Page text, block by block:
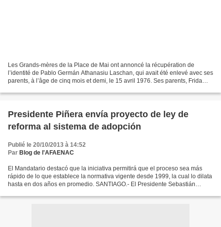
Les Grands-mères de la Place de Mai ont annoncé la récupération de
l’identité de Pablo Germán Athanasiu Laschan, qui avait été enlevé avec ses
parents, à l’âge de cinq mois et demi, le 15 avril 1976. Ses parents, Frida
Presidente Piñera envía proyecto de ley de
reforma al sistema de adopción
Publié le 20/10/2013 à 14:52
Par Blog de l'AFAENAC
El Mandatario destacó que la iniciativa permitirá que el proceso sea más
rápido de lo que establece la normativa vigente desde 1999, la cual lo dilata
hasta en dos años en promedio. SANTIAGO.- El Presidente Sebastián